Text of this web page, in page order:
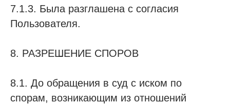
7.1.3. Была разглашена с согласия
Пользователя.
8. РАЗРЕШЕНИЕ СПОРОВ
8.1. До обращения в суд с иском по
спорам, возникающим из отношений